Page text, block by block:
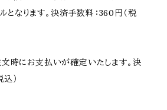
となります。決済手数料：360円（税
文時にお支払いが確定いたします。決
）